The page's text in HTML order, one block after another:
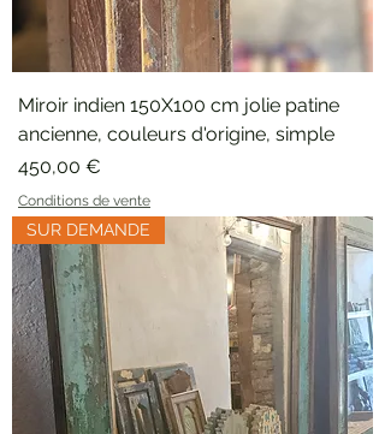
Miroir indien 150X100 cm jolie patine
ancienne, couleurs d'origine, simple
Prix
450,00 €
Conditions de vente
SUR DEMANDE